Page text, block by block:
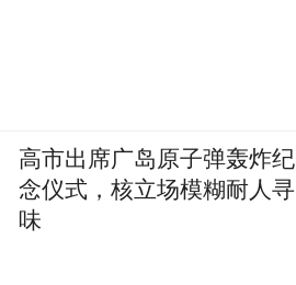
高市出席广岛原子弹轰炸纪
念仪式，核立场模糊耐人寻
味